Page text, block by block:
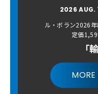
2026 AUG.
ル・ボラン2026
定価
「